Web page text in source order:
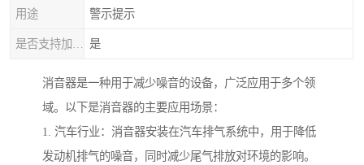
用途 警示提示
是
消音器是一种用于减少噪音的设备，广泛应用于多个领
域。以下是消音器的主要应用场景：
1. 汽车行业：消音器安装在汽车排气系统中，用于降低
发动机排气的噪音，同时减少尾气排放对环境的影响。